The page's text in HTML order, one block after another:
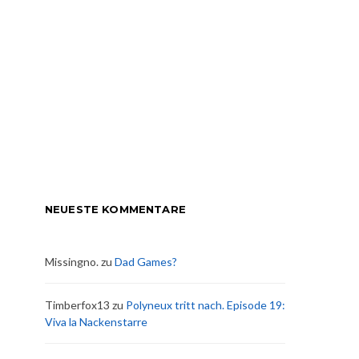
NEUESTE KOMMENTARE
Missingno.zu Dad Games?
Timberfox13 zu Polyneux tritt nach. Episode 19:
Viva la Nackenstarre